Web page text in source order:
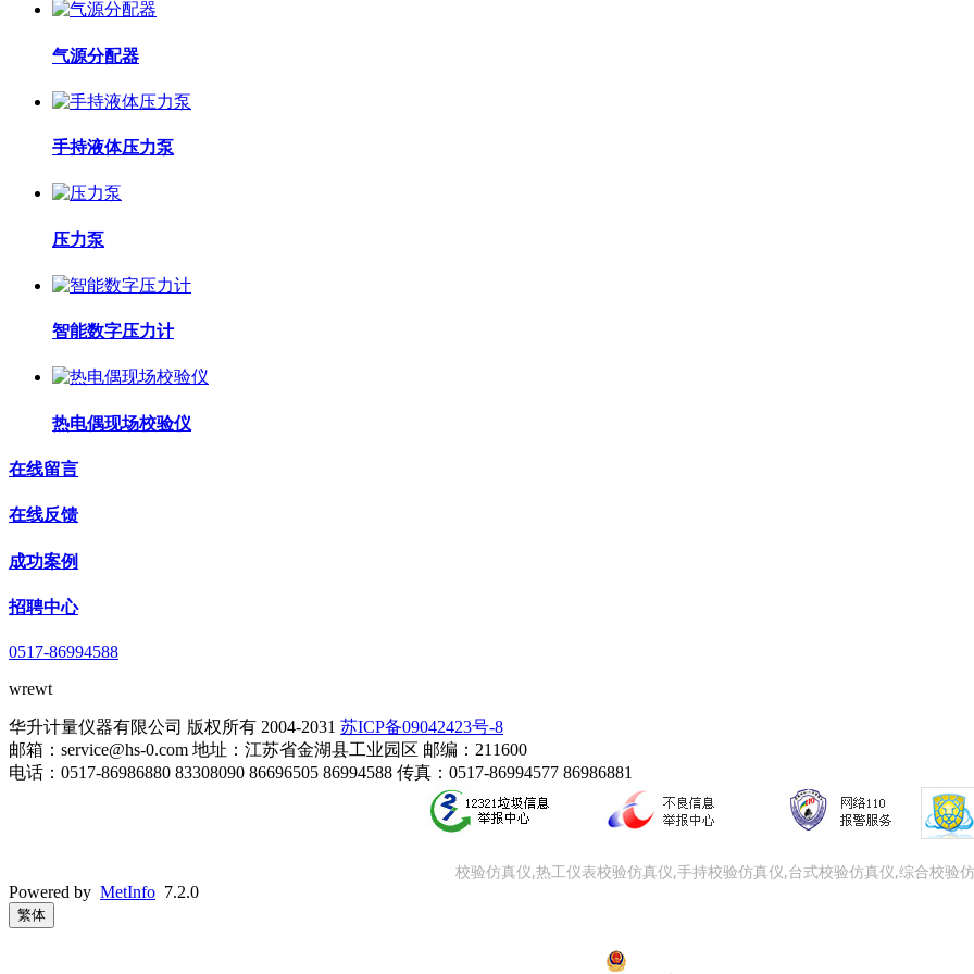
气源分配器
手持液体压力泵
压力泵
智能数字压力计
热电偶现场校验仪
在线留言
在线反馈
成功案例
招聘中心
0517-86994588
wrewt
华升计量仪器有限公司 版权所有 2004-2031 苏ICP备09042423号-8
邮箱：service@hs-0.com 地址：江苏省金湖县工业园区 邮编：211600
电话：0517-86986880 83308090 86696505 86994588 传真：0517-86994577 86986881
校验仿真仪,热工仪表校验仿真仪,手持校验仿真仪,台式校验仿真仪,综合校验
Powered by MetInfo 7.2.0
繁体